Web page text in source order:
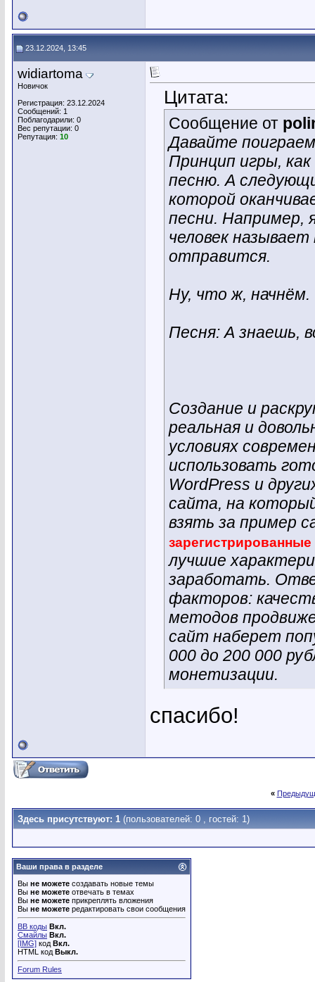
23.12.2024, 13:45
widiartoma
Новичок
Регистрация: 23.12.2024
Сообщений: 1
Поблагодарили: 0
Вес репутации: 0
Репутация: 10
Цитата:
Сообщение от
Давайте
Принцип игры,
песню. А
которой
песни. Например,
человек
отправится.
Ну, что ж, начнём.
Песня: А знаешь,
Создание и
реальная и
условиях
использовать
WordPress и
сайта, на
взять за пример
лучшие
заработать.
факторов:
методов
сайт наберет
000 до 200 000
монетизации.
спасибо!
«
Здесь присутствуют: 1 (пользователей: 0 , гостей: 1)
Ваши права в разделе
Вы не можете создавать новые темы
Вы не можете отвечать в темах
Вы не можете прикреплять вложения
Вы не можете редактировать свои сообщения
BB коды Вкл.
Смайлы Вкл.
[IMG] код Вкл.
HTML код Выкл.
Forum Rules